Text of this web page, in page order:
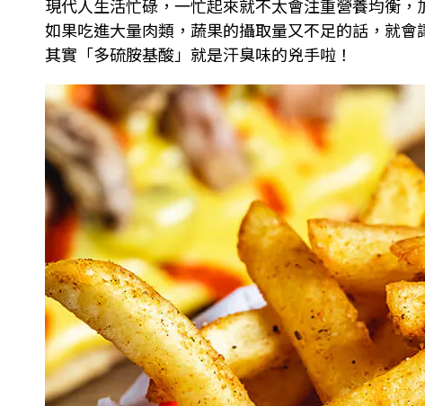
現代人生活忙碌，一忙起來就不太會注重營養均衡
如果吃進大量肉類，蔬果的攝取量又不足的話，就
其實「多硫胺基酸」就是汗臭味的兇手啦！